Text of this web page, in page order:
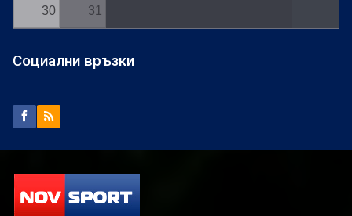
30 31
Социални връзки